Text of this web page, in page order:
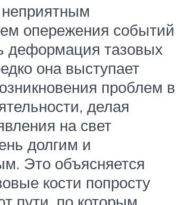
опережения событий
деформация тазовых
она выступает
проблем в
делая
на свет
долгим и
Это объясняется
кости попросту